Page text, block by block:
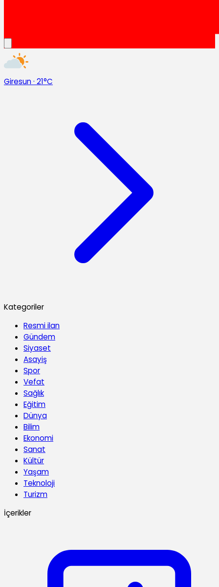
Giresun· 21°C
Kategoriler
Resmi ilan
Gündem
Siyaset
Asayiş
Spor
Vefat
Sağlık
Eğitim
Dünya
Bilim
Ekonomi
Sanat
Kültür
Yaşam
Teknoloji
Turizm
İçerikler